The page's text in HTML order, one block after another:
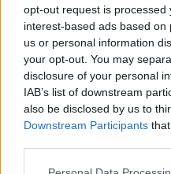
opt-out request is processed
interest-based ads based
us or personal information
your opt-out. You may
disclosure of your personal
IAB’s list of downstream
also be disclosed by us to
Downstream Participants